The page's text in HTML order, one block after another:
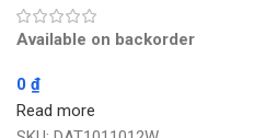
Available on backorder
0 ₫
Read more